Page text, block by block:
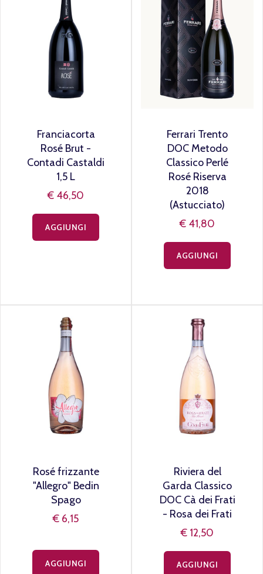
Franciacorta
Rosé Brut -
Contadi Castaldi
1,5 L
€ 46,50
AGGIUNGI
Ferrari Trento
DOC Metodo
Classico Perlé
Rosé Riserva
2018
(Astucciato)
€ 41,80
AGGIUNGI
Rosé frizzante
"Allegro" Bedin
Spago
€ 6,15
AGGIUNGI
Riviera del
Garda Classico
DOC Cà dei Frati
- Rosa dei Frati
€ 12,50
AGGIUNGI